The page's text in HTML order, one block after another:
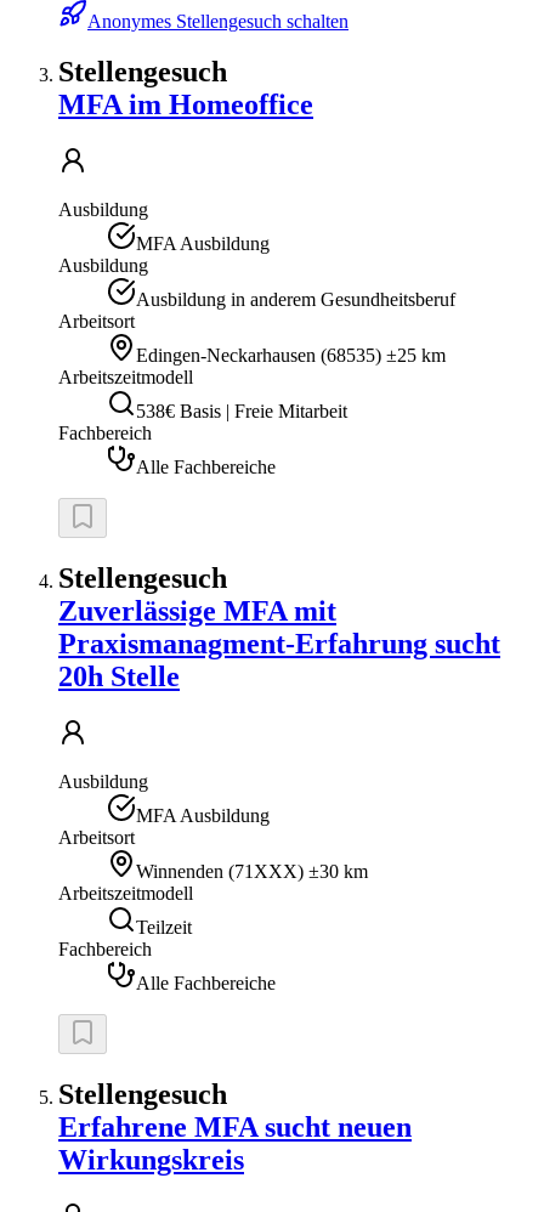
Anonymes Stellengesuch schalten
Stellengesuch
MFA im Homeoffice
Ausbildung
MFA Ausbildung
Ausbildung
Ausbildung in anderem Gesundheitsberuf
Arbeitsort
Edingen-Neckarhausen (68535) ±25 km
Arbeitszeitmodell
538€ Basis | Freie Mitarbeit
Fachbereich
Alle Fachbereiche
Stellengesuch
Zuverlässige MFA mit
Praxismanagment-Erfahrung sucht
20h Stelle
Ausbildung
MFA Ausbildung
Arbeitsort
Winnenden (71XXX) ±30 km
Arbeitszeitmodell
Teilzeit
Fachbereich
Alle Fachbereiche
Stellengesuch
Erfahrene MFA sucht neuen
Wirkungskreis